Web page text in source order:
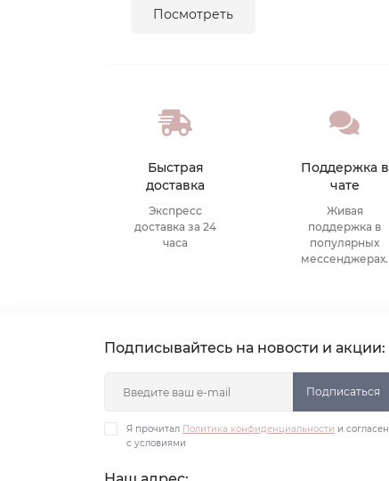
Посмотреть
Быстрая
доставка
Экспресс
доставка за 24
часа
Поддержка в
чате
Живая
поддержка в
популярных
мессенджерах.
Подписывайтесь на новости и акции:
Подписаться
Я прочитал Политика конфиденциальности и согласен
с условиями